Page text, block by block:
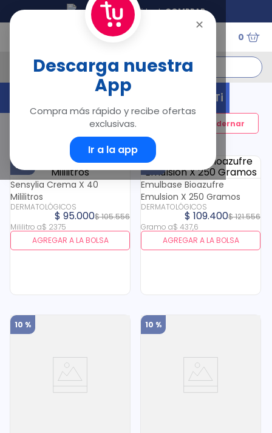
Tu Droguería Virtual COMPRAR
0
¿Qué estás buscando?
✕
Descarga nuestra
App
Compra más rápido y recibe ofertas
exclusivas.
Ir a la app
¡Hola! Estos Productos Son Para Ti
Filtrar
10 %
Sensylia Crema X 40
Mililitros
DERMATOLÓGICOS
$105.556
$ 95.000
Mililitro a$ 2375
AGREGAR A LA BOLSA
10 %
Emulbase Bioazufre
Emulsion X 250 Gramos
DERMATOLÓGICOS
$121.556
$ 109.400
Gramo a$ 437,6
AGREGAR A LA BOLSA
10 % 10 %
Términos Más Buscados
.
floratil
marimer
mounjaro
5.
forz
6.
7.
pañales
8.
wegovy
.
cyclofem
10. vitamina c